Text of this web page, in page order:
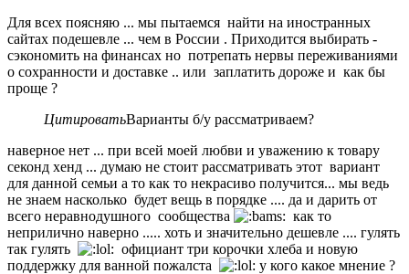
Для всех поясняю ... мы пытаемся найти на иностранных
сайтах подешевле ... чем в России . Приходится выбирать -
сэкономить на финансах но потрепать нервы переживаниями
о сохранности и доставке .. или заплатить дороже и как бы
проще ?
ЦитироватьВарианты б/у рассматриваем?
наверное нет ... при всей моей любви и уважению к товару
секонд хенд ... думаю не стоит рассматривать этот вариант
для данной семьи а то как то некрасиво получится... мы ведь
не знаем насколько будет вещь в порядке .... да и дарить от
всего неравнодушного сообщества
как то
неприлично наверно ..... хоть и значительно дешевле .... гулять
так гулять
официант три корочки хлеба и новую
поддержку для ванной пожалста
у кого какое мнение ?